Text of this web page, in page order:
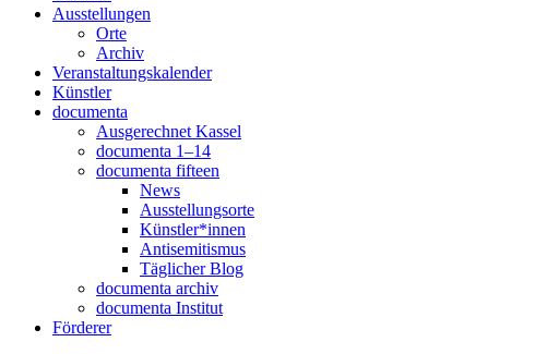
Ausstellungen
Orte
Archiv
Veranstaltungskalender
Künstler
documenta
Ausgerechnet Kassel
documenta 1–14
documenta fifteen
News
Ausstellungsorte
Künstler*innen
Antisemitismus
Täglicher Blog
documenta archiv
documenta Institut
Förderer